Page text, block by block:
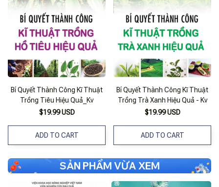
Bí Quyết Thành Công Kĩ Thuật
Trồng Tiêu Hiệu Quả_Kv
$19.99 USD
ADD TO CART
Bí Quyết Thành Công Kĩ Thuật
Trồng Trà Xanh Hiệu Quả - Kv
$19.99 USD
ADD TO CART
SẢN PHẨM VỪA XEM